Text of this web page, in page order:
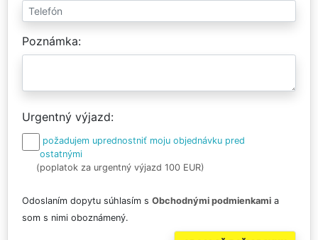
Poznámka
Urgentný výjazd
požadujem uprednostniť moju objednávku pred
ostatnými
(poplatok za urgentný výjazd 100 EUR)
Odoslaním dopytu súhlasím s Obchodnými podmienkami a
som s nimi oboznámený.